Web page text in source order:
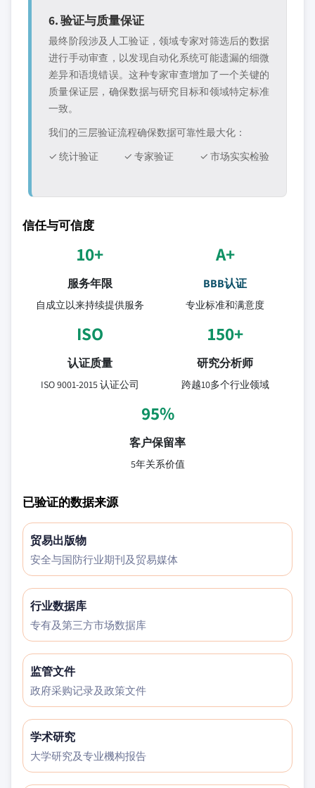
6. 验证与质量保证
最终阶段涉及人工验证，领域专家对筛选后的数据
进行手动审查，以发现自动化系统可能遗漏的细微
差异和语境错误。这种专家审查增加了一个关键的
质量保证层，确保数据与研究目标和领域特定标准
一致。
我们的三层验证流程确保数据可靠性最大化：
✓ 统计验证
✓ 专家验证 ✓ 市场实实检验
信任与可信度
10+
服务年限
自成立以来持续提供服务
A+
BBB认证
专业标准和满意度
ISO
认证质量
ISO 9001-2015 认证公司
150+
研究分析师
跨越10多个行业领域
95%
客户保留率
5年关系价值
已验证的数据来源
贸易出版物
安全与国防行业期刊及贸易媒体
行业数据库
专有及第三方市场数据库
监管文件
政府采购记录及政策文件
学术研究
大学研究及专业機构报告